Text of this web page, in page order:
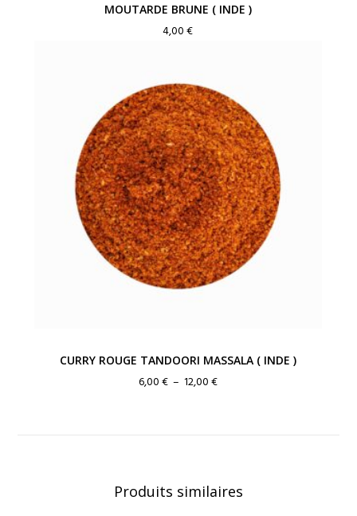
MOUTARDE BRUNE ( INDE )
4,00€
CURRY ROUGE TANDOORI MASSALA ( INDE )
6,00€ – 12,00€Plage
Produits similaires